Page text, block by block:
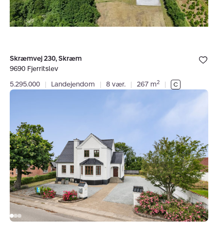
Bolig er
under dine
Skræmvej 230, Skræm
9690 Fjerritslev
5.295.000
| Landejendom | 8 vær. | 267 m2 |
9490
Pandrup